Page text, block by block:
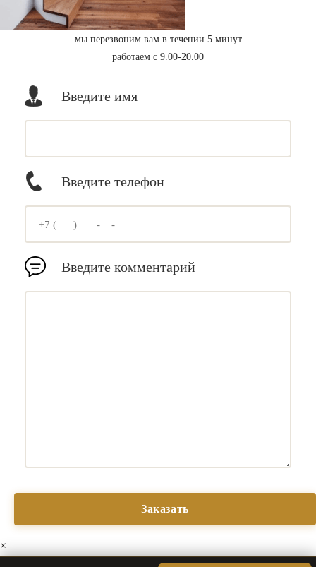
мы перезвоним вам в течении 5 минут
работаем с 9.00-20.00
Введите имя
Введите телефон
Введите комментарий
×